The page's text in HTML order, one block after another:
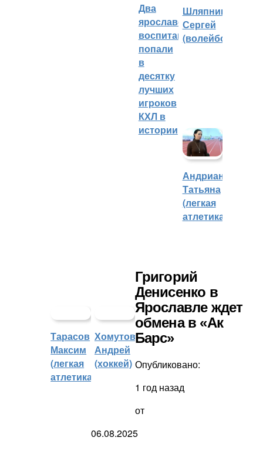
Два
ярославских
воспитанника
попали
в
десятку
лучших
игроков
КХЛ в
истории
Шляпников
Сергей
(волейбол)
Андрианова
Татьяна
(легкая
атлетика)
Тарасов
Максим
(легкая
атлетика)
Хомутов
Андрей
(хоккей)
Григорий
Денисенко в
Ярославле ждет
обмена в «Ак
Барс»
Опубликовано:
1 год назад
от
06.08.2025